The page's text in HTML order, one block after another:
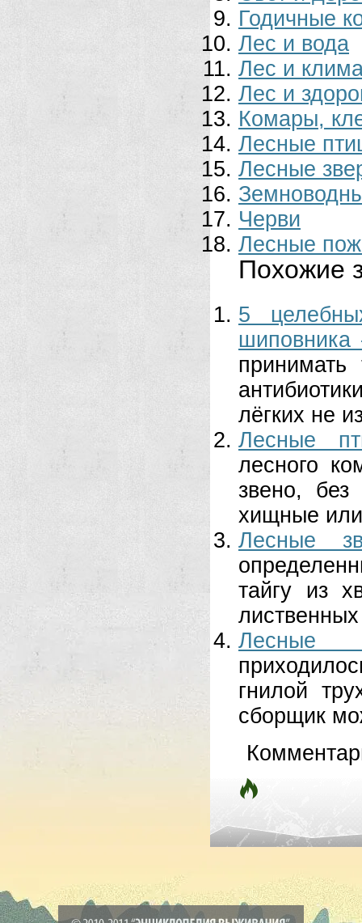
Годичные
Лес и вода
Лес и
Лес и
Комары,
Лесные
Лесные
Черви
Лесные
Похожие
5
шиповника
принимать
лёгких не
Лесные
лесного
звено,
хищные
Лесные
тайгу из
Лесные
гнилой
сборщик